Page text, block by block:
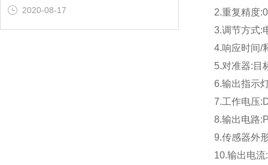
2020-08-17
2.重复精度
3.调节方式:
4.响应时间/
5.对准器:目
6.输出指示
7.工作电压
8.输出电路
9.传感器外
10.输出电